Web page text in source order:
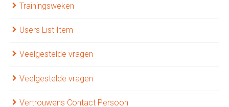
Trainingsweken
Users List Item
Veelgestelde vragen
Veelgestelde vragen
Vertrouwens Contact Persoon